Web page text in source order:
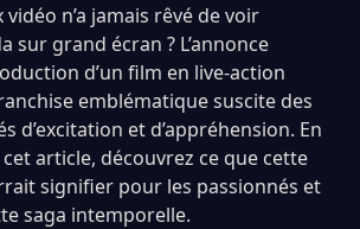
n’a jamais rêvé de voir
sur grand écran ? L’annonce
d’un film en live-action
emblématique suscite des
d’excitation et d’appréhension. En
article, découvrez ce que cette
signifier pour les passionnés et
saga intemporelle.